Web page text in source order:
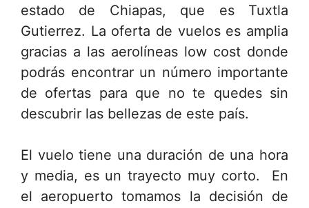
estado de Chiapas, que es Tuxtla
Gutierrez. La oferta de vuelos es amplia
gracias a las aerolíneas low cost donde
podrás encontrar un número importante
de ofertas para que no te quedes sin
descubrir las bellezas de este país.
El vuelo tiene una duración de una hora
y media, es un trayecto muy corto. En
el aeropuerto tomamos la decisión de